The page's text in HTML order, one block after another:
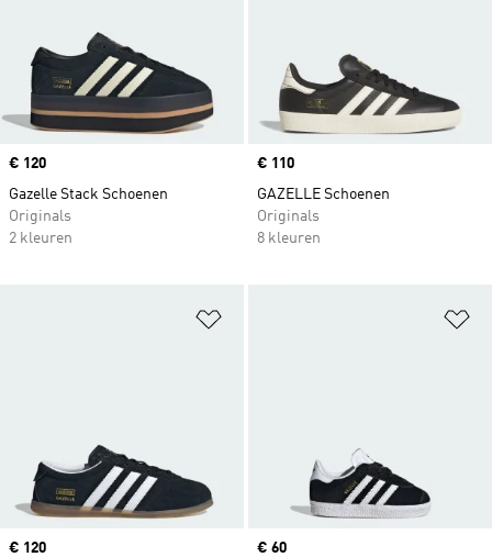
Price
€ 120
Gazelle Stack Schoenen
Originals
2 kleuren
Price
€ 110
GAZELLE Schoenen
Originals
8 kleuren
Price
€ 120
Price
€ 60